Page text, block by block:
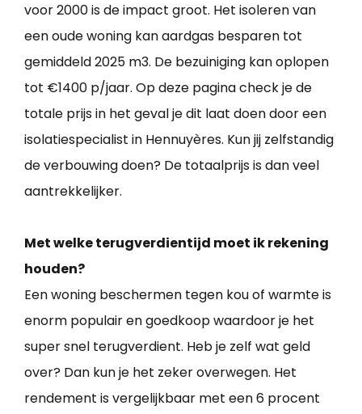
voor 2000 is de impact groot. Het isoleren van
een oude woning kan aardgas besparen tot
gemiddeld 2025 m3. De bezuiniging kan oplopen
tot €1400 p/jaar. Op deze pagina check je de
totale prijs in het geval je dit laat doen door een
isolatiespecialist in Hennuyères. Kun jij zelfstandig
de verbouwing doen? De totaalprijs is dan veel
aantrekkelijker.
Met welke terugverdientijd moet ik rekening
houden?
Een woning beschermen tegen kou of warmte is
enorm populair en goedkoop waardoor je het
super snel terugverdient. Heb je zelf wat geld
over? Dan kun je het zeker overwegen. Het
rendement is vergelijkbaar met een 6 procent